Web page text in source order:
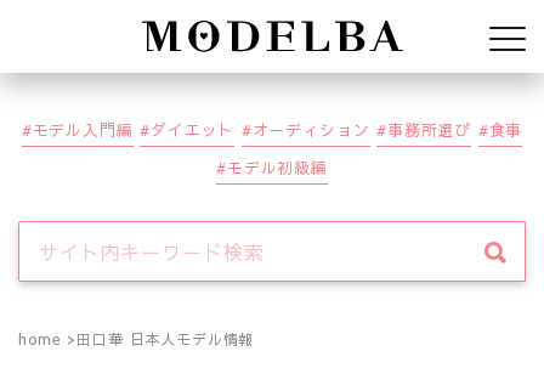
Modelba
モデル入門編 ダイエット オーディション 事務所選び
食事
モデル初級編
home 田口華 日本人モデル情報